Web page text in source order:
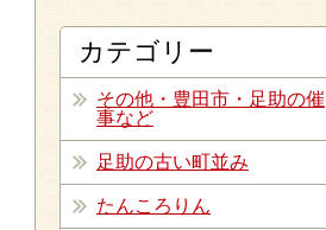
カテゴリー
その他・豊田市・足助の催
事など
足助の古い町並み
たんころりん